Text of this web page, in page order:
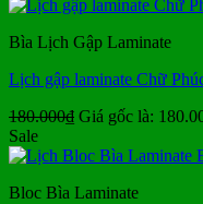
Bìa Lịch Gập Laminate
Lịch gập laminate Chữ
180.000₫ Giá gốc là:
Sale
Bloc Bìa Laminate